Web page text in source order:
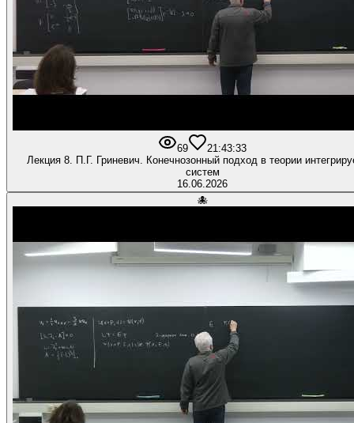
69 21:43:33
Лекция 8. П.Г. Гриневич. Конечнозонный подход в теории
систем
16.06.2026
🐙